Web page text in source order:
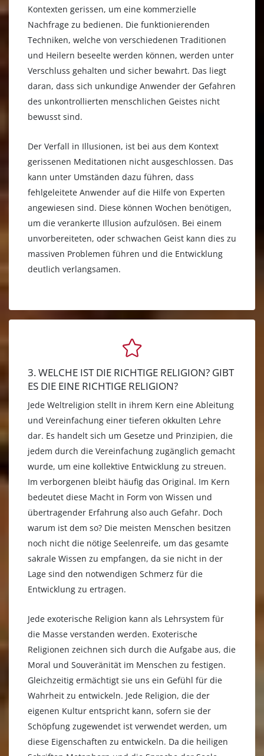
Kontexten gerissen, um eine kommerzielle
Nachfrage zu bedienen. Die funktionierenden
Techniken, welche von verschiedenen Traditionen
und Heilern beseelte werden können, werden unter
Verschluss gehalten und sicher bewahrt. Das liegt
daran, dass sich unkundige Anwender der Gefahren
des unkontrollierten menschlichen Geistes nicht
bewusst sind.
Der Verfall in Illusionen, ist bei aus dem Kontext
gerissenen Meditationen nicht ausgeschlossen. Das
kann unter Umständen dazu führen, dass
fehlgeleitete Anwender auf die Hilfe von Experten
angewiesen sind. Diese können Wochen benötigen,
um die verankerte Illusion aufzulösen. Bei einem
unvorbereiteten, oder schwachen Geist kann dies zu
massiven Problemen führen und die Entwicklung
deutlich verlangsamen.
3. WELCHE IST DIE RICHTIGE RELIGION? GIBT
ES DIE EINE RICHTIGE RELIGION?
Jede Weltreligion stellt in ihrem Kern eine Ableitung
und Vereinfachung einer tieferen okkulten Lehre
dar. Es handelt sich um Gesetze und Prinzipien, die
jedem durch die Vereinfachung zugänglich gemacht
wurde, um eine kollektive Entwicklung zu streuen.
Im verborgenen bleibt häufig das Original. Im Kern
bedeutet diese Macht in Form von Wissen und
übertragender Erfahrung also auch Gefahr. Doch
warum ist dem so? Die meisten Menschen besitzen
noch nicht die nötige Seelenreife, um das gesamte
sakrale Wissen zu empfangen, da sie nicht in der
Lage sind den notwendigen Schmerz für die
Entwicklung zu ertragen.
Jede exoterische Religion kann als Lehrsystem für
die Masse verstanden werden. Exoterische
Religionen zeichnen sich durch die Aufgabe aus, die
Moral und Souveränität im Menschen zu festigen.
Gleichzeitig ermächtigt sie uns ein Gefühl für die
Wahrheit zu entwickeln. Jede Religion, die der
eigenen Kultur entspricht kann, sofern sie der
Schöpfung zugewendet ist verwendet werden, um
diese Eigenschaften zu entwickeln. Da die heiligen